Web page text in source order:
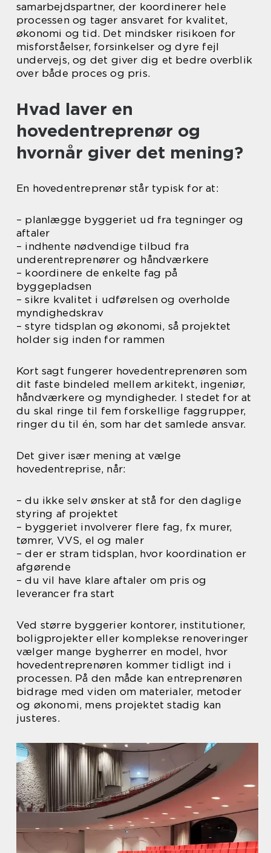
samarbejdspartner, der koordinerer hele
processen og tager ansvaret for kvalitet,
økonomi og tid. Det mindsker risikoen for
misforståelser, forsinkelser og dyre fejl
undervejs, og det giver dig et bedre overblik
over både proces og pris.
Hvad laver en
hovedentreprenør og
hvornår giver det mening?
En hovedentreprenør står typisk for at:
– planlægge byggeriet ud fra tegninger og
aftaler
– indhente nødvendige tilbud fra
underentreprenører og håndværkere
– koordinere de enkelte fag på
byggepladsen
– sikre kvalitet i udførelsen og overholde
myndighedskrav
– styre tidsplan og økonomi, så projektet
holder sig inden for rammen
Kort sagt fungerer hovedentreprenøren som
dit faste bindeled mellem arkitekt, ingeniør,
håndværkere og myndigheder. I stedet for at
du skal ringe til fem forskellige faggrupper,
ringer du til én, som har det samlede ansvar.
Det giver især mening at vælge
hovedentreprise, når:
– du ikke selv ønsker at stå for den daglige
styring af projektet
– byggeriet involverer flere fag, fx murer,
tømrer, VVS, el og maler
– der er stram tidsplan, hvor koordination er
afgørende
– du vil have klare aftaler om pris og
leverancer fra start
Ved større byggerier kontorer, institutioner,
boligprojekter eller komplekse renoveringer
vælger mange bygherrer en model, hvor
hovedentreprenøren kommer tidligt ind i
processen. På den måde kan entreprenøren
bidrage med viden om materialer, metoder
og økonomi, mens projektet stadig kan
justeres.